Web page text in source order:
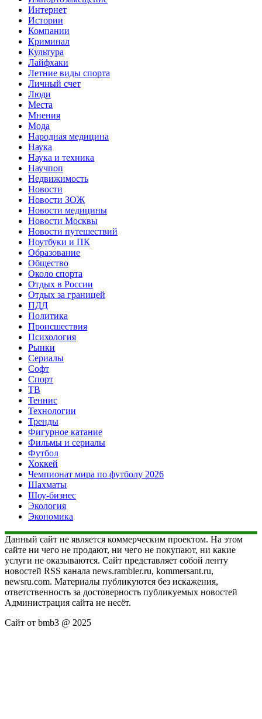
Интернет
Истории
Компании
Криминал
Культура
Лайфхаки
Летние виды спорта
Личный счет
Люди
Места
Мнения
Мода
Народная медицина
Наука
Наука и техника
Научпоп
Недвижимость
Новости
Новости ЗОЖ
Новости медицины
Новости Москвы
Новости путешествий
Ноутбуки и ПК
Образование
Общество
Около спорта
Отдых в России
Отдых за границей
ПДД
Политика
Происшествия
Психология
Рынки
Сериалы
Софт
Спорт
ТВ
Теннис
Технологии
Тренды
Фигурное катание
Фильмы и сериалы
Футбол
Хоккей
Чемпионат мира по футболу 2026
Шахматы
Шоу-бизнес
Экология
Экономика
Данный сайт не является коммерческим проектом. На этом
сайте ни чего не продают, ни чего не покупают, ни какие
услуги не оказываются. Сайт представляет собой ленту
новостей RSS канала news.rambler.ru, kommersant.ru,
newsru.com. Материалы публикуются без искажения,
ответственность за достоверность публикуемых новостей
Администрация сайта не несёт.
Сайт от bmb3 @ 2025